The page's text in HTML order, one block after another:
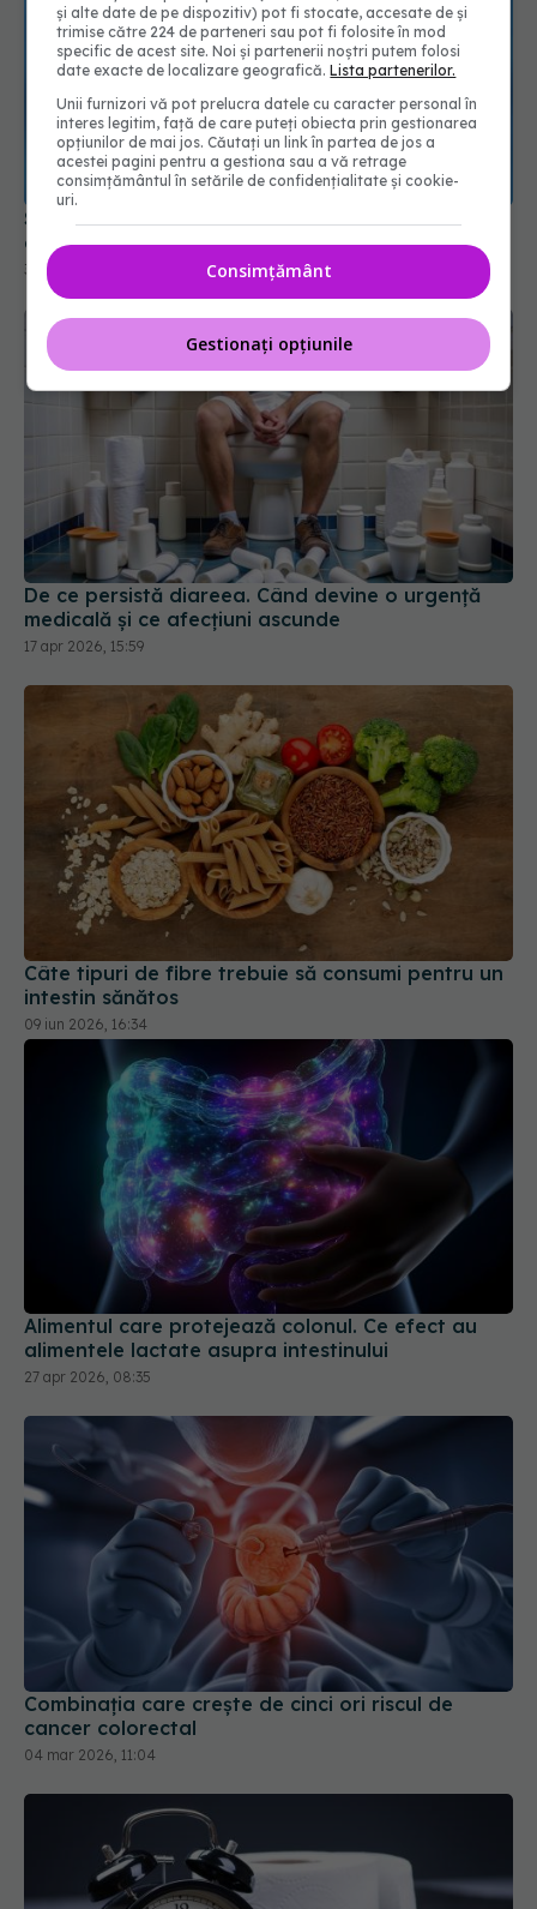
Semnele ascunse ale cancerului colorectal pe
care tinerii le trec cu vederea
30 iun 2026, 18:26
De ce persistă diareea. Când devine o urgență
medicală și ce afecțiuni ascunde
17 apr 2026, 15:59
Câte tipuri de fibre trebuie să consumi pentru un
intestin sănătos
09 iun 2026, 16:34
Alimentul care protejează colonul. Ce efect au
alimentele lactate asupra intestinului
27 apr 2026, 08:35
Combinația care crește de cinci ori riscul de
cancer colorectal
04 mar 2026, 11:04
și alte date de pe dispozitiv) pot fi stocate, accesate de și
trimise către 224 de parteneri sau pot fi folosite în mod
specific de acest site. Noi și partenerii noștri putem folosi
date exacte de localizare geografică.Lista partenerilor.
Unii furnizori vă pot prelucra datele cu caracter personal în
interes legitim, față de care puteți obiecta prin gestionarea
opțiunilor de mai jos. Căutați un link în partea de jos a
acestei pagini pentru a gestiona sau a vă retrage
consimțământul în setările de confidențialitate și cookie-
uri.
Consimțământ
Gestionați opțiunile